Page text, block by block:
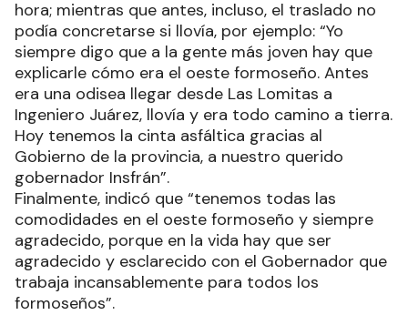
hora; mientras que antes, incluso, el traslado no
podía concretarse si llovía, por ejemplo: “Yo
siempre digo que a la gente más joven hay que
explicarle cómo era el oeste formoseño. Antes
era una odisea llegar desde Las Lomitas a
Ingeniero Juárez, llovía y era todo camino a tierra.
Hoy tenemos la cinta asfáltica gracias al
Gobierno de la provincia, a nuestro querido
gobernador Insfrán”.
Finalmente, indicó que “tenemos todas las
comodidades en el oeste formoseño y siempre
agradecido, porque en la vida hay que ser
agradecido y esclarecido con el Gobernador que
trabaja incansablemente para todos los
formoseños”.